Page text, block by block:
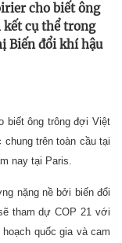
cho biết ông
kết cụ thể trong
Biến đổi khí hậu
biết ông trông đợi Việt
trên toàn cầu tại
nay tại Paris.
nặng nề bởi biến đổi
tham dự COP 21 với
quốc gia và cam